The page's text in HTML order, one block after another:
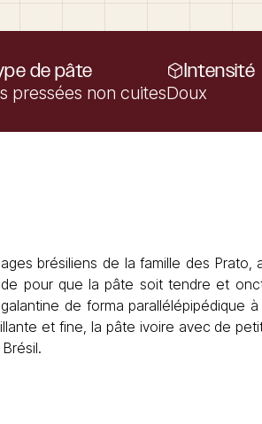
de pâte
pressées non cuites
Intensité
Doux
brésiliens de la famille des
pour que la pâte soit tendre et
de forma parallélépipédique
et fine, la pâte ivoire avec de